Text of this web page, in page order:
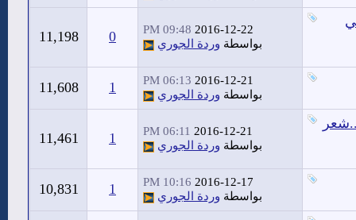
2016-12-22
09:48 PM
بواسطة وردة الجوري 0
11,198
2016-12-21
06:13 PM
بواسطة وردة الجوري 1
11,608
2016-12-21
06:11 PM
بواسطة وردة الجوري 1
11,461
2016-12-17
10:16 PM
بواسطة وردة الجوري 1
10,831